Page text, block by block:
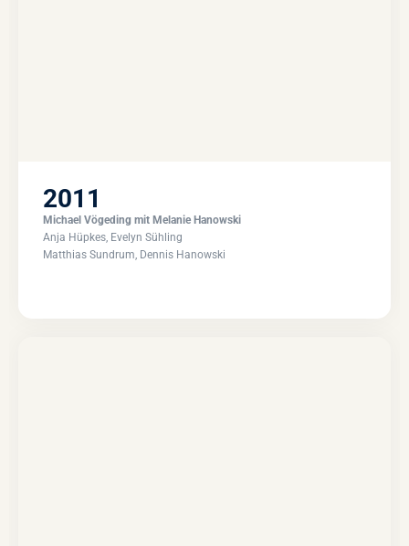
2011
Michael Vögeding mit Melanie Hanowski
Anja Hüpkes, Evelyn Sühling
Matthias Sundrum, Dennis Hanowski